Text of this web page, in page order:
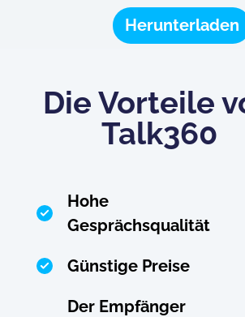
Herunterladen
Die Vorteile
Talk360
Hohe
Gesprächsqualität
Günstige Preise
Der Empfänger